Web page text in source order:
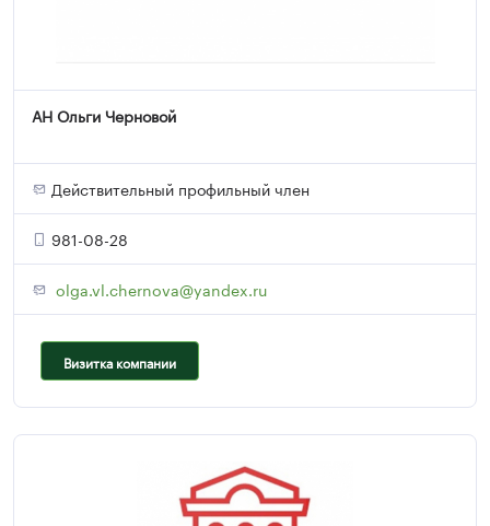
АН Ольги Черновой
Действительный профильный член
981-08-28
olga.vl.chernova@yandex.ru
Визитка компании